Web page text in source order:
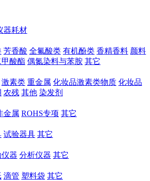
器耗材
芳香酸 全氟酸类 有机酚类 香精香料 颜料
酸酯 偶氮染料与苯胺 其它
激素类 重金属 化妆品激素类物质 化妆品
农残 其他 染发剂
金属 ROHS专项 其它
试验器具 其它
器 分析仪器 其它
滴管 塑料袋 其它